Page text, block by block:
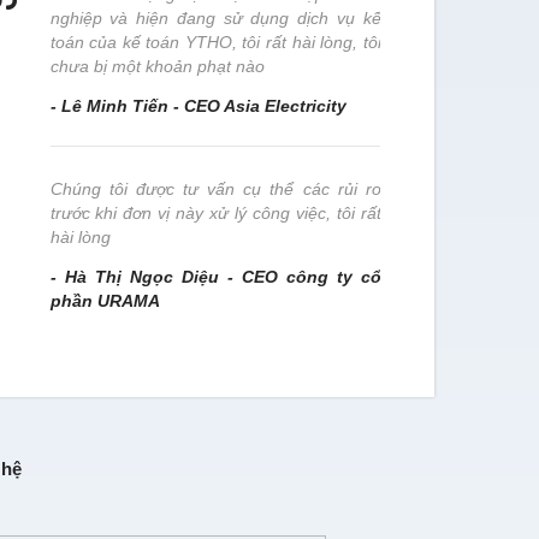
nghiệp và hiện đang sử dụng dịch vụ kế
toán của kế toán YTHO, tôi rất hài lòng, tôi
chưa bị một khoản phạt nào
- Lê Minh Tiến - CEO Asia Electricity
Chúng tôi được tư vấn cụ thể các rủi ro
trước khi đơn vị này xử lý công việc, tôi rất
hài lòng
- Hà Thị Ngọc Diệu - CEO công ty cổ
phần URAMA